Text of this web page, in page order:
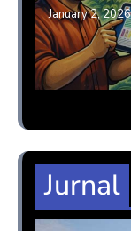
January 2, 2026
Jurnal